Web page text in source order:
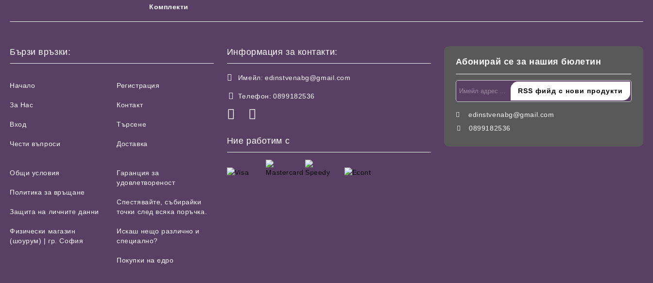
Комплекти
Бързи връзки:
Начало
За Нас
Вход
Чести въпроси
Регистрация
Контакт
Търсене
Доставка
Общи условия
Политика за връщане
Защита на личните данни
Физически магазин
(шоурум) | гр. София
Гаранция за
удовлетвореност
Спестявайте, събирайки
точки след всяка поръчка.
Искаш нещо различно и
специално?
Покупки на едро
Информация за контакти:
Имейл: edinstvenabg@gmail.com
Телефон: 0899182536
Ние работим с
Абонирай се за нашия бюлетин
edinstvenabg@gmail.com
0899182536